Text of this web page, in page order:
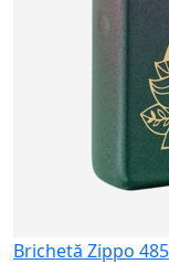
Brichetă Zippo